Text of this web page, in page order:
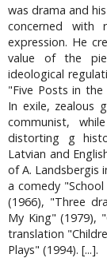
was drama and
concerned with
expression. He
value of the
ideological
"Five Posts in the
In exile, zealous
communist,
distorting g
Latvian and
of A. Landsbergis
a comedy
(1966), "Three
My King" (1979),
translation
Plays" (1994). [...].